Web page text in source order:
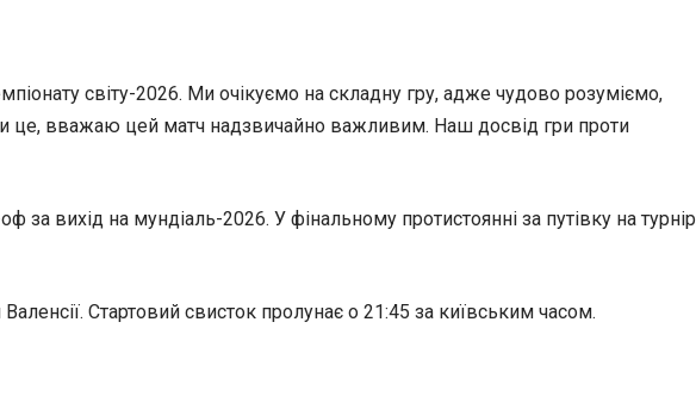
світу-2026. Ми очікуємо на складну гру, адже чудово розуміємо,
це, вважаю цей матч надзвичайно важливим. Наш досвід гри проти
за вихід на мундіаль-2026. У фінальному протистоянні за путівку на турнір
Стартовий свисток пролунає о 21:45 за київським часом.